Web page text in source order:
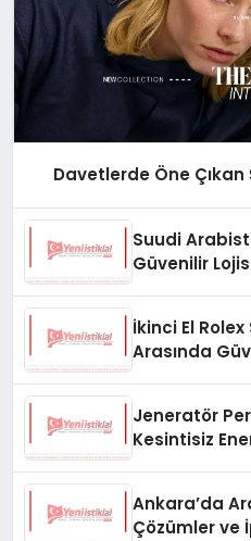
Davetlerde Öne Çıkan
Suudi
Güvenilir
İkinci El
Arasında
Jeneratör
Kesintisiz
Ankara’da
Çözümler ve